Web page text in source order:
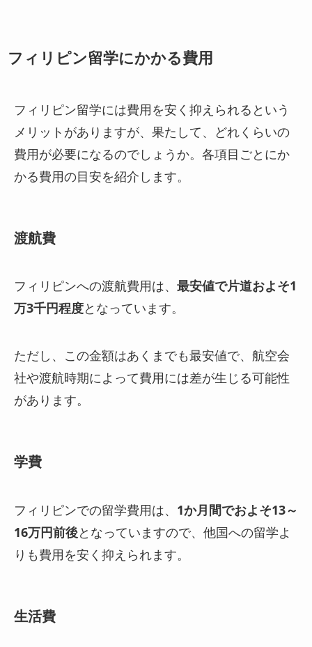
フィリピン留学にかかる費用
フィリピン留学には費用を安く抑えられるという
メリットがありますが、果たして、どれくらいの
費用が必要になるのでしょうか。各項目ごとにか
かる費用の目安を紹介します。
渡航費
フィリピンへの渡航費用は、 最安値で片道およそ1
万3千円程度となっています。
ただし、この金額はあくまでも最安値で、航空会
社や渡航時期によって費用には差が生じる可能性
があります。
学費
フィリピンでの留学費用は、 1か月間でおよそ13～
16万円前後となっていますので、他国への留学よ
りも費用を安く抑えられます。
生活費